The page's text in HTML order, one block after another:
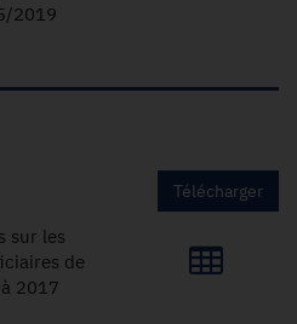
2019
Télécharger
sur les
de
2017